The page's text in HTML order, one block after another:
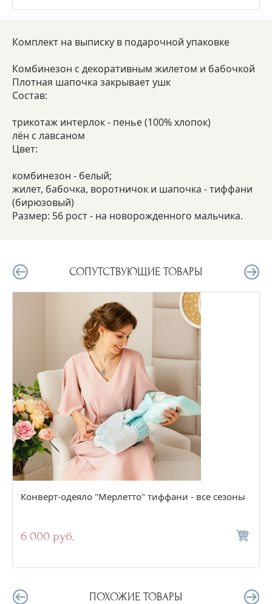
Комплект на выписку в подарочной упаковке
Комбинезон с декоративным жилетом и бабочкой
Плотная шапочка закрывает ушк
Состав:
трикотаж интерлок - пенье (100% хлопок)
лён с лавсаном
Цвет:
комбинезон - белый;
жилет, бабочка, воротничок и шапочка - тиффани
(бирюзовый)
Размер: 56 рост - на новорожденного мальчика.
СОПУТСТВУЮЩИЕ ТОВАРЫ
Конверт-одеяло "Мерлетто" тиффани - все сезоны
6 000 руб.
ПОХОЖИЕ ТОВАРЫ